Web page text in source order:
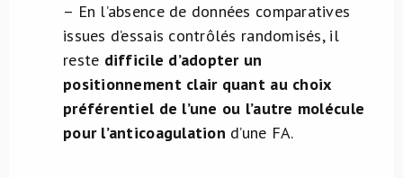
– En l’absence de données comparatives
issues d’essais contrôlés randomisés, il
reste difficile d’adopter un
positionnement clair quant au choix
préférentiel de l’une ou l’autre molécule
pour l’anticoagulation d’une FA.